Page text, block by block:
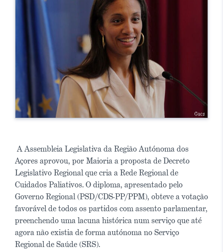
A Assembleia Legislativa da Região Autónoma dos
Açores aprovou, por Maioria a proposta de Decreto
Legislativo Regional que cria a Rede Regional de
Cuidados Paliativos. O diploma, apresentado pelo
Governo Regional (PSD/CDS-PP/PPM), obteve a votação
favorável de todos os partidos com assento parlamentar,
preenchendo uma lacuna histórica num serviço que até
agora não existia de forma autónoma no Serviço
Regional de Saúde (SRS).